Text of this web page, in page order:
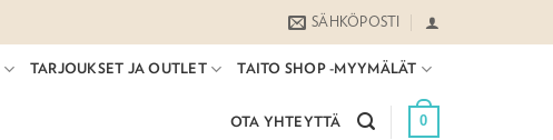
SÄHKÖPOSTI
TARJOUKSET JA OUTLET TAITO SHOP -MYYMÄLÄT
OTA YHTEYTTÄ 0